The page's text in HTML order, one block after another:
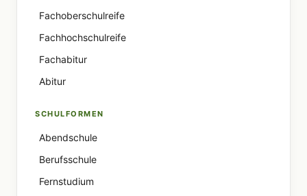
Fachoberschulreife
Fachhochschulreife
Fachabitur
Abitur
SCHULFORMEN
Abendschule
Berufsschule
Fernstudium